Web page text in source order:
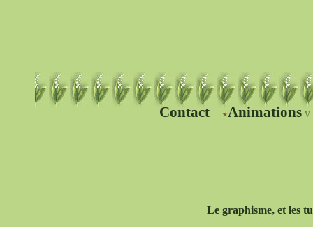
Contact Animations
Le graphisme, et les